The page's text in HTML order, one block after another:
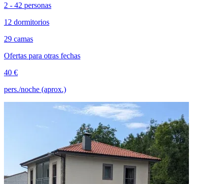
2 - 42 personas
12 dormitorios
29 camas
Ofertas para otras fechas
40 €
pers./noche (aprox.)